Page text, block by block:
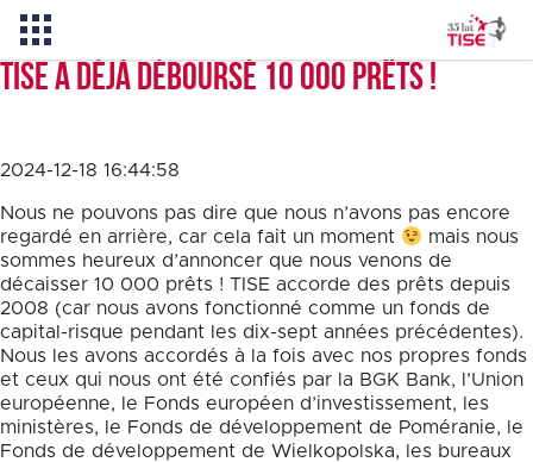
Qui sommes-nous
PL EN
TISE a déjà déboursé 10 000 prêts !
2024-12-18 16:44:58
Nous ne pouvons pas dire que nous n’avons pas encore
regardé en arrière, car cela fait un moment
mais nous
sommes heureux d’annoncer que nous venons de
décaisser 10 000 prêts ! TISE accorde des prêts depuis
2008 (car nous avons fonctionné comme un fonds de
capital-risque pendant les dix-sept années précédentes).
Nous les avons accordés à la fois avec nos propres fonds
et ceux qui nous ont été confiés par la BGK Bank, l’Union
européenne, le Fonds européen d’investissement, les
ministères, le Fonds de développement de Poméranie, le
Fonds de développement de Wielkopolska, les bureaux